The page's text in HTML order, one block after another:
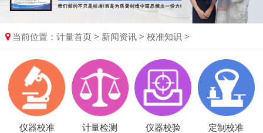
当前位置：计量首页 > 新闻资讯 >校准知识 >
仪器校准 计量检测 仪器校验 定制校准